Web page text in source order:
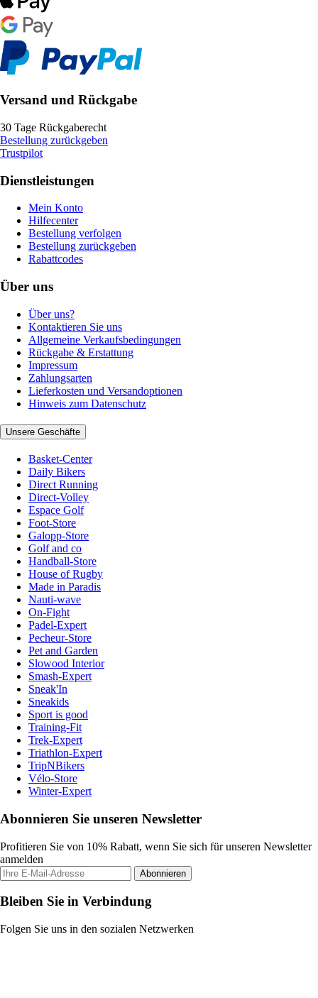
Versand und Rückgabe
30 Tage Rückgaberecht
Bestellung zurückgeben
Trustpilot
Dienstleistungen
Mein Konto
Hilfecenter
Bestellung verfolgen
Bestellung zurückgeben
Rabattcodes
Über uns
Über uns?
Kontaktieren Sie uns
Allgemeine Verkaufsbedingungen
Rückgabe & Erstattung
Impressum
Zahlungsarten
Lieferkosten und Versandoptionen
Hinweis zum Datenschutz
Unsere Geschäfte
Basket-Center
Daily Bikers
Direct Running
Direct-Volley
Espace Golf
Foot-Store
Galopp-Store
Golf and co
Handball-Store
House of Rugby
Made in Paradis
Nauti-wave
On-Fight
Padel-Expert
Pecheur-Store
Pet and Garden
Slowood Interior
Smash-Expert
Sneak'In
Sneakids
Sport is good
Training-Fit
Trek-Expert
Triathlon-Expert
TripNBikers
Vélo-Store
Winter-Expert
Abonnieren Sie unseren Newsletter
Profitieren Sie von 10% Rabatt, wenn Sie sich für unseren Newsletter
anmelden
Abonnieren
Bleiben Sie in Verbindung
Folgen Sie uns in den sozialen Netzwerken